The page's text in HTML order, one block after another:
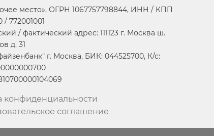
место», ОГРН 1067757798844, ИНН / КПП
/ 772001001
/ фактический адрес: 111123 г. Москва ш.
д. 31
г. Москва, БИК: 044525700, К/с:
конфиденциальности
соглашение